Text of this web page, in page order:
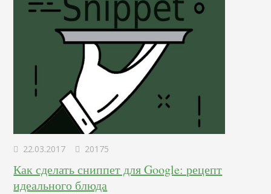
22.03.2017 20175
Как сделать сниппет для Google: рецепт
идеального блюда